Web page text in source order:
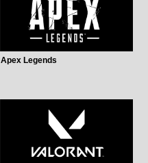
Apex Legends